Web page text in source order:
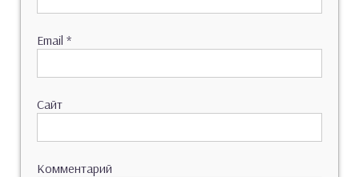
Email *
Сайт
Комментарий